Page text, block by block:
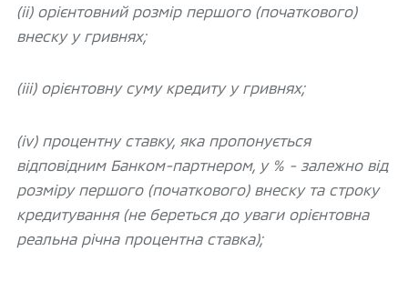
(іі) орієнтовний розмір першого (початкового)
внеску у гривнях;
(ііі) орієнтовну суму кредиту у гривнях;
(іv) процентну ставку, яка пропонується
відповідним Банком-партнером, у % - залежно від
розміру першого (початкового) внеску та строку
кредитування (не береться до уваги орієнтовна
реальна річна процентна ставка);